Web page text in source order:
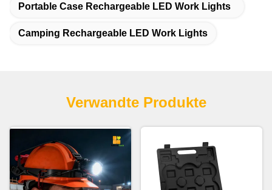
Portable Case Rechargeable LED Work Lights
Camping Rechargeable LED Work Lights
Verwandte Produkte